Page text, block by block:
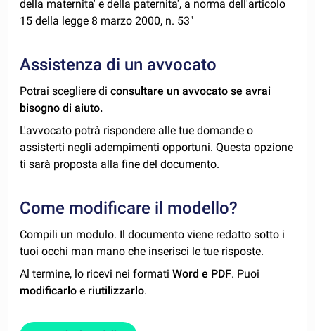
della maternita' e della paternita', a norma dell'articolo
15 della legge 8 marzo 2000, n. 53"
Assistenza di un avvocato
Potrai scegliere diconsultare un avvocato se avrai
bisogno di aiuto.
L'avvocato potrà rispondere alle tue domande o
assisterti negli adempimenti opportuni. Questa opzione
ti sarà proposta alla fine del documento.
Come modificare il modello?
Compili un modulo. Il documento viene redatto sotto i
tuoi occhi man mano che inserisci le tue risposte.
Al termine, lo ricevi nei formatiWord e PDF. Puoi
modificarlo e riutilizzarlo.